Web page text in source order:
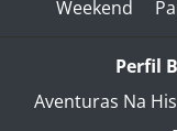
Weekend
Perfil
Aventuras Na